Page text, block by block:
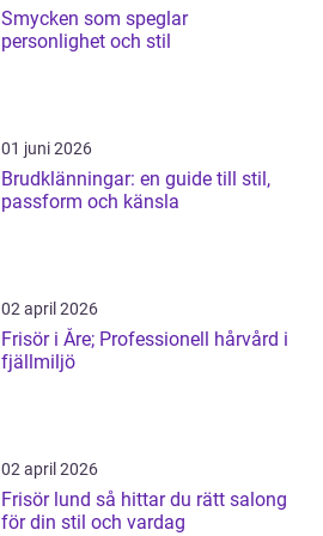
Smycken som speglar
personlighet och stil
01 juni 2026
Brudklänningar: en guide till stil,
passform och känsla
02 april 2026
Frisör i Åre; Professionell hårvård i
fjällmiljö
02 april 2026
Frisör lund så hittar du rätt salong
för din stil och vardag